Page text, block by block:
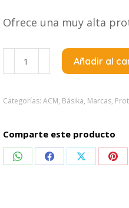
Ofrece una muy alta
Medisun
solar
Gel
X40Ml
cantidad
Añadir al
Categorías: ACM, Básika, Marcas,
Comparte este producto
CompartirCompartirCompartir